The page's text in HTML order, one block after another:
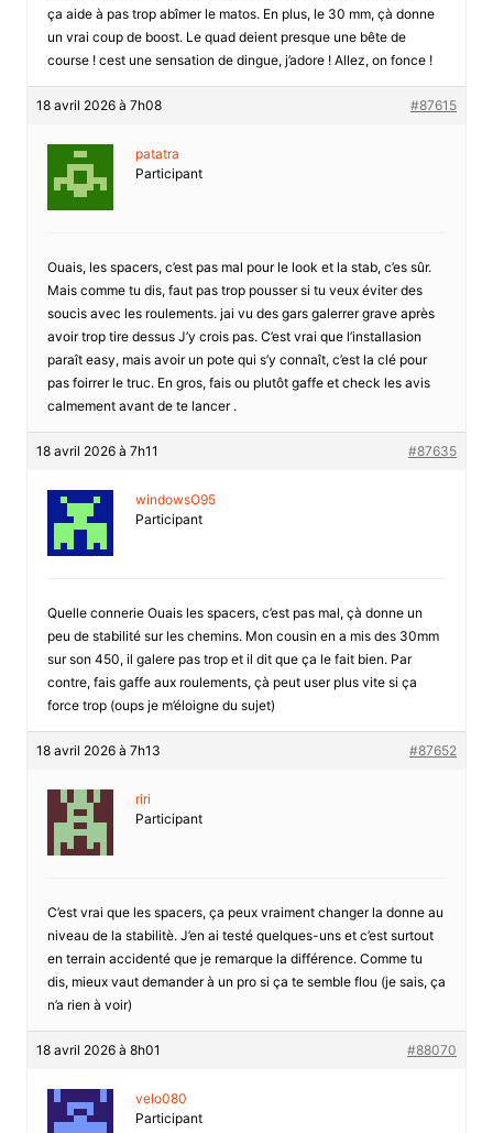
ça aide à pas trop abîmer le matos. En plus, le 30 mm, çà donne
un vrai coup de boost. Le quad deient presque une bête de
course ! cest une sensation de dingue, j’adore ! Allez, on fonce !
18 avril 2026 à 7h08 #87615
patatra
Participant
Ouais, les spacers, c’est pas mal pour le look et la stab, c’es sûr.
Mais comme tu dis, faut pas trop pousser si tu veux éviter des
soucis avec les roulements. jai vu des gars galerrer grave après
avoir trop tire dessus J’y crois pas. C’est vrai que l’installasion
paraît easy, mais avoir un pote qui s’y connaît, c’est la clé pour
pas foirrer le truc. En gros, fais ou plutôt gaffe et check les avis
calmement avant de te lancer .
18 avril 2026 à 7h11 #87635
windowsO95
Participant
Quelle connerie Ouais les spacers, c’est pas mal, çà donne un
peu de stabilité sur les chemins. Mon cousin en a mis des 30mm
sur son 450, il galere pas trop et il dit que ça le fait bien. Par
contre, fais gaffe aux roulements, çà peut user plus vite si ça
force trop (oups je m’éloigne du sujet)
18 avril 2026 à 7h13 #87652
riri
Participant
C’est vrai que les spacers, ça peux vraiment changer la donne au
niveau de la stabilitè. J’en ai testé quelques-uns et c’est surtout
en terrain accidenté que je remarque la différence. Comme tu
dis, mieux vaut demander à un pro si ça te semble flou (je sais, ça
n’a rien à voir)
18 avril 2026 à 8h01 #88070
velo080
Participant